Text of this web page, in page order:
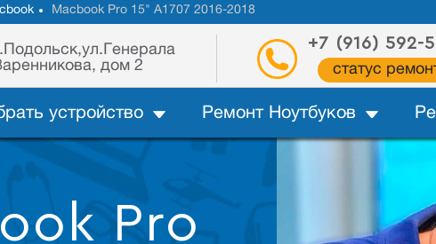
Macbook Pro 15" A1707 2016-2018
дом 2
+7 (916) 592-
статус
устройство Ремонт Ноутбуков
Pro